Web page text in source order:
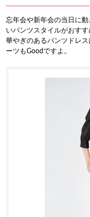
忘年会や新年会の当日に
いパンツスタイルがおすす
華やぎのあるパンツドレ
ーツもGoodですよ。